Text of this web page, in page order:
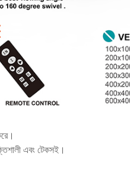
এবং টেকসই।
জমা দেওয়ার আগে দয়া করে